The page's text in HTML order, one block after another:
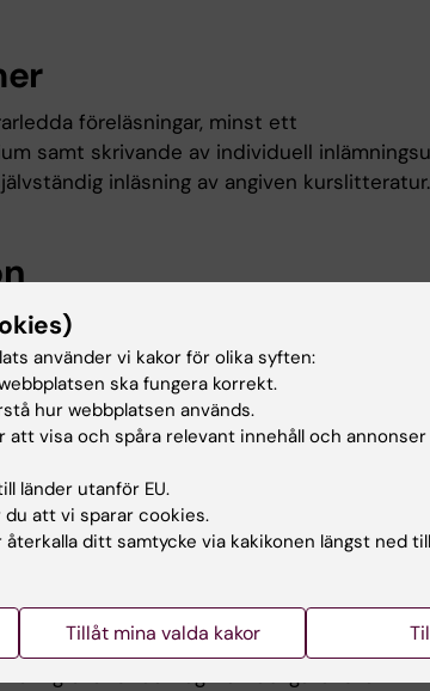
föreläsningar, minst ett
samt skrivande av individuell
inläsning av angiven kurslitteratur.
följande sätt:
(ges betyget U, G eller VG)
inlämningsuppgift (ges betyget U, G eller
betygen U, G eller VG.
G på examinationsuppgift 1.
VG på examinationsuppgift 1 och 2.
från kursplanens föreskrifter om
skäl, eller behov av anpassning för
får examinator fatta beslut om att
om examinationsform, antal
använder vi kakor för olika syften:
ska fungera korrekt.
hur webbplatsen används.
att visa och spåra relevant innehåll och
länder utanför EU.
att vi sparar cookies.
återkalla ditt samtycke via kakikonen längst ned
Tillåt mina valda kakor